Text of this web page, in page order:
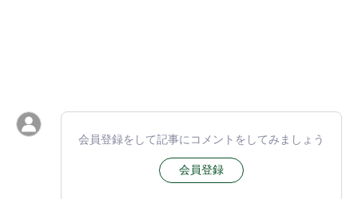
会員登録をして記事にコメントをしてみましょう
会員登録